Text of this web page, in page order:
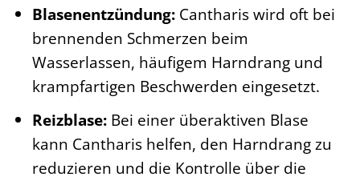
Blasenentzündung:Cantharis wird oft bei
brennenden Schmerzen beim
Wasserlassen, häufigem Harndrang und
krampfartigen Beschwerden eingesetzt.
Reizblase:Bei einer überaktiven Blase
kann Cantharis helfen, den Harndrang zu
reduzieren und die Kontrolle über die